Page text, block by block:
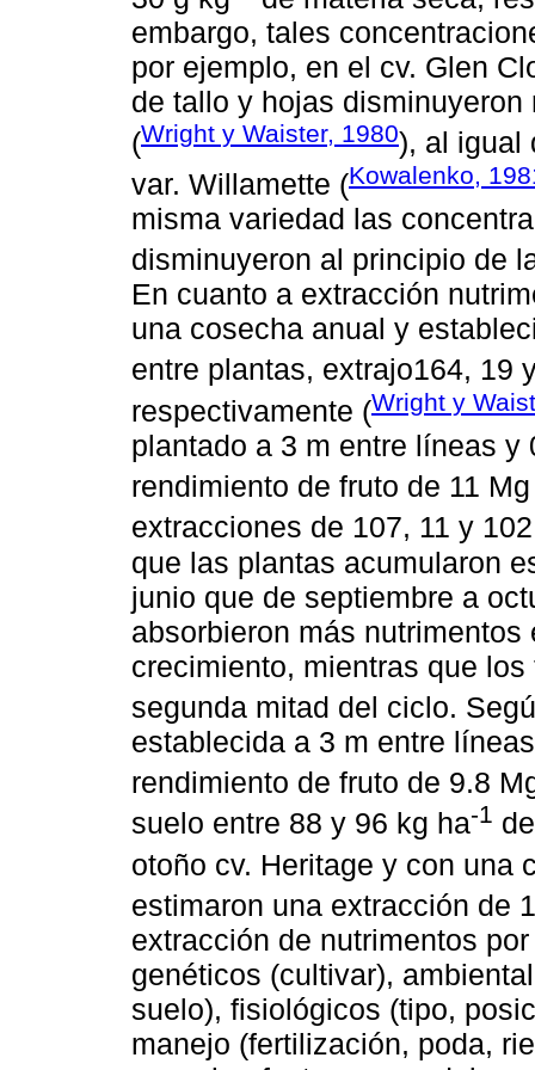
embargo, tales
por ejemplo, en el cv. Glen
de tallo y hojas
(Wright y Waister, 1980), al igual
var. Willamette (Kowalenko,
misma variedad las
disminuyeron al principio de
En cuanto a extracción
una cosecha anual y
entre plantas, extrajo164, 19
respectivamente (Wright y
plantado a 3 m entre líneas
rendimiento de fruto de 11
extracciones de 107, 11 y
que las plantas acumularon
junio que de septiembre a
absorbieron más
crecimiento, mientras que
segunda mitad del ciclo.
establecida a 3 m entre
rendimiento de fruto de 9.8
suelo entre 88 y 96 kg ha-1
otoño cv. Heritage y con una
estimaron una extracción de
extracción de nutrimentos
genéticos (cultivar),
suelo), fisiológicos (tipo,
manejo (fertilización, poda,